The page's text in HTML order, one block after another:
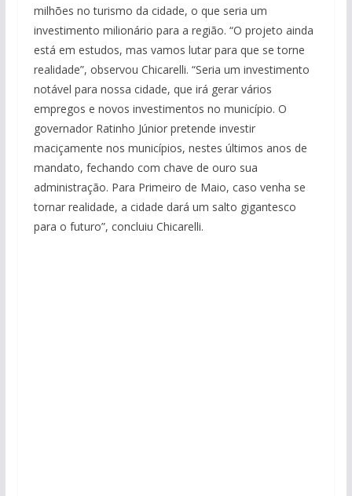
milhões no turismo da cidade, o que seria um
investimento milionário para a região. “O projeto ainda
está em estudos, mas vamos lutar para que se torne
realidade”, observou Chicarelli. “Seria um investimento
notável para nossa cidade, que irá gerar vários
empregos e novos investimentos no município. O
governador Ratinho Júnior pretende investir
maciçamente nos municípios, nestes últimos anos de
mandato, fechando com chave de ouro sua
administração. Para Primeiro de Maio, caso venha se
tornar realidade, a cidade dará um salto gigantesco
para o futuro”, concluiu Chicarelli.